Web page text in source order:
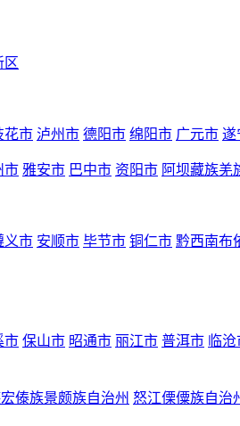
区
花市 泸州市 德阳市 绵阳市 广元市 遂
市 雅安市 巴中市 资阳市 阿坝藏族羌
义市 安顺市 毕节市 铜仁市 黔西南布
市 保山市 昭通市 丽江市 普洱市 临
傣族景颇族自治州 怒江傈僳族自治